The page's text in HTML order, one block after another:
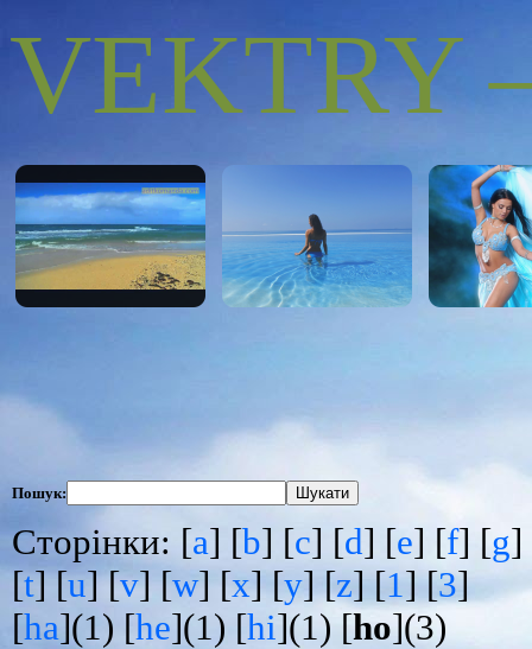
VEKTRY
Пошук:
Сторінки: [a] [b] [c] [d] [e] [f] [g]
[t] [u] [v] [w] [x] [y] [z] [1] [3]
[ha](1) [he](1) [hi](1) [ho](3)